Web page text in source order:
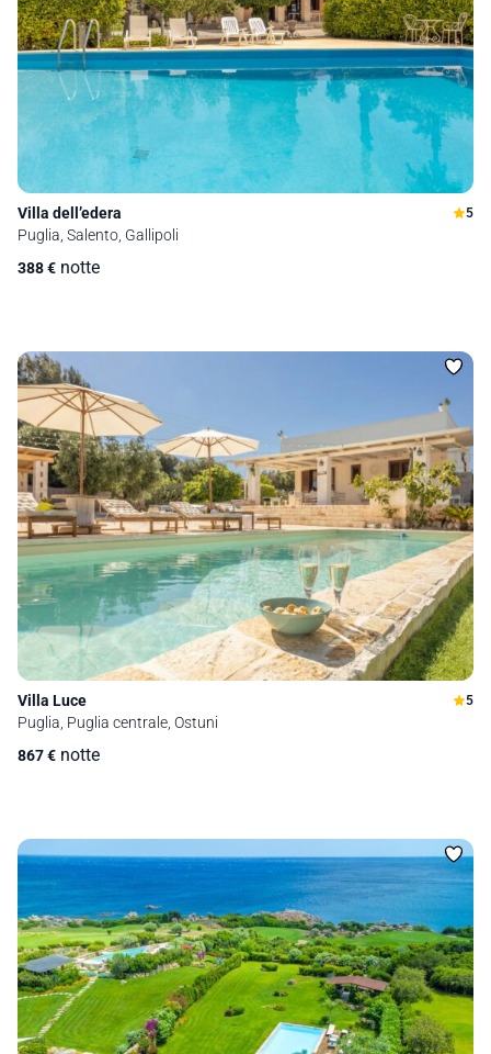
Villa dell’edera 5
Puglia, Salento, Gallipoli
388€ notte
Villa Luce 5
Puglia, Puglia centrale, Ostuni
867€ notte